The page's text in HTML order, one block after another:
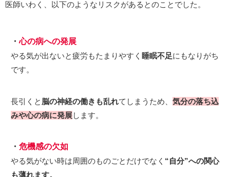
医師いわく、以下のようなリスクがあるとのことでした。
・心の病への発展
やる気が出ないと疲労もたまりやすく 睡眠不足にもなりがち
です。
長引くと 脳の神経の働きも乱れてしまうため、 気分の落ち込
みや心の病に発展します。
・ 危機感の欠如
やる気がない時は周囲のものごとだけでなく “自分”への関心
も薄れます。